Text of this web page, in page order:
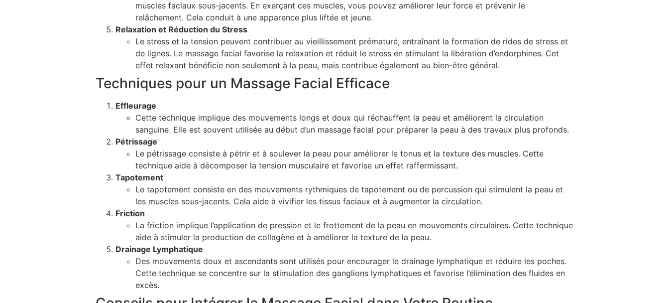
muscles faciaux sous-jacents. En exerçant ces muscles, vous pouvez améliorer leur force et prévenir le
relâchement. Cela conduit à une apparence plus liftée et jeune.
Relaxation et Réduction du Stress
Le stress et la tension peuvent contribuer au vieillissement prématuré, entraînant la formation de rides de stress et
de lignes. Le massage facial favorise la relaxation et réduit le stress en stimulant la libération d’endorphines. Cet
effet relaxant bénéficie non seulement à la peau, mais contribue également au bien-être général.
Techniques pour un Massage Facial Efficace
Effleurage
Cette technique implique des mouvements longs et doux qui réchauffent la peau et améliorent la circulation
sanguine. Elle est souvent utilisée au début d’un massage facial pour préparer la peau à des travaux plus profonds.
Pétrissage
Le pétrissage consiste à pétrir et à soulever la peau pour améliorer le tonus et la texture des muscles. Cette
technique aide à décomposer la tension musculaire et favorise un effet raffermissant.
Tapotement
Le tapotement consiste en des mouvements rythmiques de tapotement ou de percussion qui stimulent la peau et
les muscles sous-jacents. Cela aide à vivifier les tissus faciaux et à augmenter la circulation.
Friction
La friction implique l’application de pression et le frottement de la peau en mouvements circulaires. Cette technique
aide à stimuler la production de collagène et à améliorer la texture de la peau.
Drainage Lymphatique
Des mouvements doux et ascendants sont utilisés pour encourager le drainage lymphatique et réduire les poches.
Cette technique se concentre sur la stimulation des ganglions lymphatiques et favorise l’élimination des fluides en
excès.